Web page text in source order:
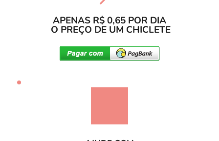
APENAS R$ 0,65 POR DIA
O PREÇO DE UM CHICLETE